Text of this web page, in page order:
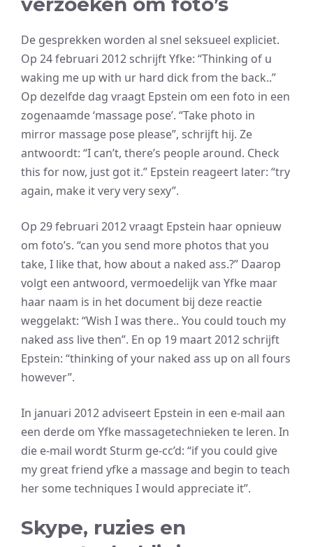
De gesprekken worden al snel seksueel expliciet.
Op 24 februari 2012 schrijft Yfke: “Thinking of u
waking me up with ur hard dick from the back..”
Op dezelfde dag vraagt Epstein om een foto in een
zogenaamde ‘massage pose’. “Take photo in
mirror massage pose please”, schrijft hij. Ze
antwoordt: “I can’t, there’s people around. Check
this for now, just got it.” Epstein reageert later: “try
again, make it very very sexy”.
Op 29 februari 2012 vraagt Epstein haar opnieuw
om foto’s. “can you send more photos that you
take, I like that, how about a naked ass.?” Daarop
volgt een antwoord, vermoedelijk van Yfke maar
haar naam is in het document bij deze reactie
weggelakt: “Wish I was there.. You could touch my
naked ass live then”. En op 19 maart 2012 schrijft
Epstein: “thinking of your naked ass up on all fours
however”.
In januari 2012 adviseert Epstein in een e-mail aan
een derde om Yfke massagetechnieken te leren. In
die e-mail wordt Sturm ge-cc’d: “if you could give
my great friend yfke a massage and begin to teach
her some techniques I would appreciate it”.
Skype, ruzies en